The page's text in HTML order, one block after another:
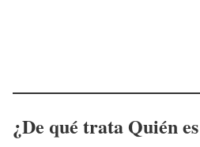
¿De qué trata Quién